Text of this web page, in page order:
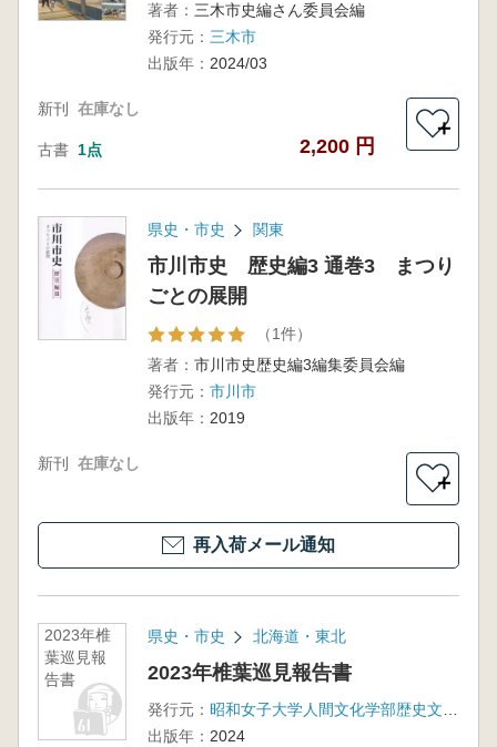
著者： 三木市史編さん委員会編
発行元： 三木市
出版年： 2024/03
新刊 在庫なし
古書 1点 2,200 円
＋
県史・市史 関東
市川市史 歴史編3 通巻3 まつり
ごとの展開
（1件）
著者： 市川市史歴史編3編集委員会編
発行元： 市川市
出版年： 2019
新刊 在庫なし
＋
再入荷メール通知
2023年椎
葉巡見報
告書
県史・市史 北海道・東北
2023年椎葉巡見報告書
発行元：
出版年： 2024